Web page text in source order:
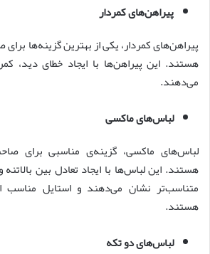
پیراهن‌های کمردار
پیراهن‌های کمردار، یکی از بهترین گزینه‌ها
هستند. این پیراهن‌ها با ایجاد خطای دید،
می‌دهند.
لباس‌های ماکسی
لباس‌های ماکسی، گزینه‌ی مناسبی برای
هستند. این لباس‌ها با ایجاد تعادل بین بالاتنه
متناسب‌تر نشان می‌دهند و استایل
هستند.
لباس‌های دو تکه